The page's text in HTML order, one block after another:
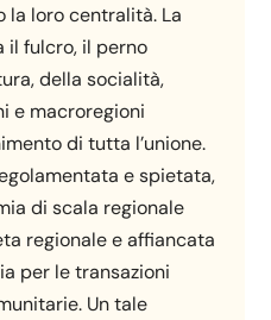
loro centralità. La
il fulcro, il perno
della socialità,
e macroregioni
di tutta l’unione.
e spietata,
di scala regionale
regionale e affiancata
per le transazioni
Un tale